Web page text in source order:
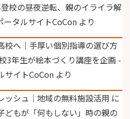
校の昼夜逆転、親のイライラ解
ータルサイトCoCon より
校へ｜手厚い個別指導の選び方
3年生が絵本づくり講座を企画 -
サイトCoCon より
ッシュ｜地域の無料施設活用 に
どもが「何もしない」時の親の